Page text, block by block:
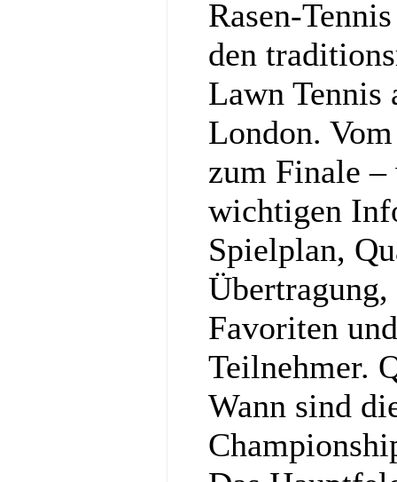
Rasen-
den
Lawn Tennis
London.
zum Finale
wichtigen
Spielplan,
Favoriten
Teilnehmer.
Wann sind